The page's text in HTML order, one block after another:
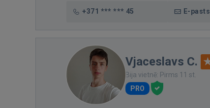
+371 *** *** 45 E-pasts
Vjaceslavs C.
Bija vietnē: Pirms 11 st.
PRO